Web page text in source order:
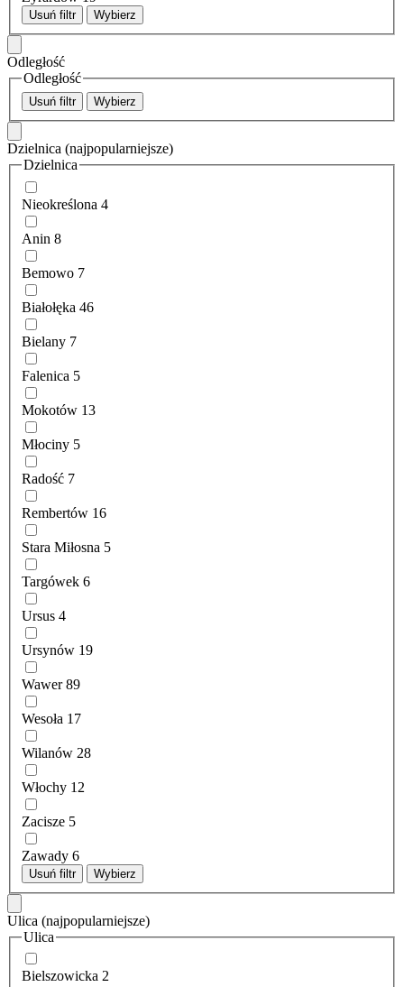
Usuń filtr Wybierz
Odległość
Odległość
Usuń filtr Wybierz
Dzielnica (najpopularniejsze)
Dzielnica
Nieokreślona 4
Anin 8
Bemowo 7
Białołęka 46
Bielany 7
Falenica 5
Mokotów 13
Młociny 5
Radość 7
Rembertów 16
Stara Miłosna 5
Targówek 6
Ursus 4
Ursynów 19
Wawer 89
Wesoła 17
Wilanów 28
Włochy 12
Zacisze 5
Zawady 6
Usuń filtr Wybierz
Ulica (najpopularniejsze)
Ulica
Bielszowicka 2